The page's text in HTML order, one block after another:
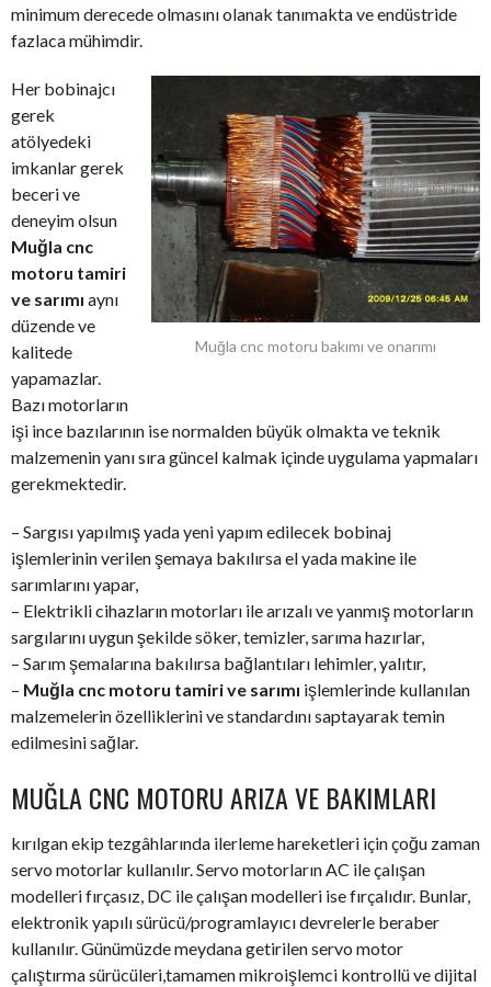
minimum derecede olmasını olanak tanımakta ve endüstride
fazlaca mühimdir.
Muğla cnc motoru bakımı ve onarımı
Her bobinajcı
gerek
atölyedeki
imkanlar gerek
beceri ve
deneyim olsun
Muğla cnc
motoru tamiri
ve sarımı aynı
düzende ve
kalitede
yapamazlar.
Bazı motorların
işi ince bazılarının ise normalden büyük olmakta ve teknik
malzemenin yanı sıra güncel kalmak içinde uygulama yapmaları
gerekmektedir.
– Sargısı yapılmış yada yeni yapım edilecek bobinaj
işlemlerinin verilen şemaya bakılırsa el yada makine ile
sarımlarını yapar,
– Elektrikli cihazların motorları ile arızalı ve yanmış motorların
sargılarını uygun şekilde söker, temizler, sarıma hazırlar,
– Sarım şemalarına bakılırsa bağlantıları lehimler, yalıtır,
– Muğla cnc motoru tamiri ve sarımı işlemlerinde kullanılan
malzemelerin özelliklerini ve standardını saptayarak temin
edilmesini sağlar.
MUĞLA CNC MOTORU ARIZA VE BAKIMLARI
kırılgan ekip tezgâhlarında ilerleme hareketleri için çoğu zaman
servo motorlar kullanılır. Servo motorların AC ile çalışan
modelleri fırçasız, DC ile çalışan modelleri ise fırçalıdır. Bunlar,
elektronik yapılı sürücü/programlayıcı devrelerle beraber
kullanılır. Günümüzde meydana getirilen servo motor
çalıştırma sürücüleri,tamamen mikroişlemci kontrollü ve dijital